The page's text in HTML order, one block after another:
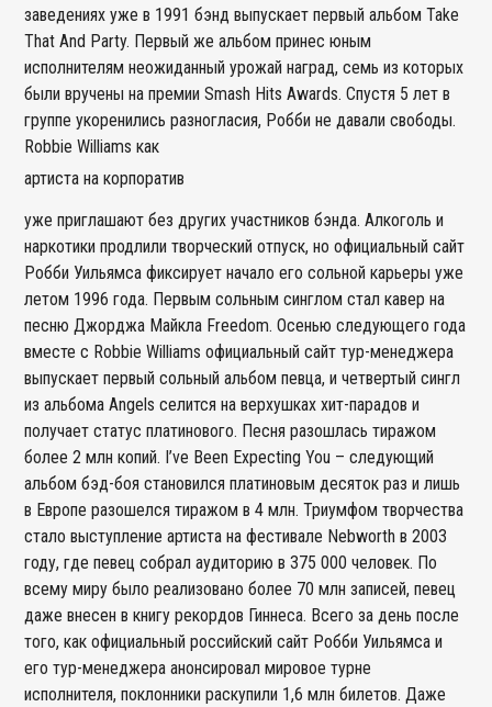
заведениях уже в 1991 бэнд выпускает первый альбом Take
That And Party. Первый же альбом принес юным
исполнителям неожиданный урожай наград, семь из которых
были вручены на премии Smash Hits Awards. Спустя 5 лет в
группе укоренились разногласия, Робби не давали свободы.
Robbie Williams как
артиста на корпоратив
уже приглашают без других участников бэнда. Алкоголь и
наркотики продлили творческий отпуск, но официальный сайт
Робби Уильямса фиксирует начало его сольной карьеры уже
летом 1996 года. Первым сольным синглом стал кавер на
песню Джорджа Майкла Freedom. Осенью следующего года
вместе с Robbie Williams официальный сайт тур-менеджера
выпускает первый сольный альбом певца, и четвертый сингл
из альбома Angels селится на верхушках хит-парадов и
получает статус платинового. Песня разошлась тиражом
более 2 млн копий. I’ve Been Expecting You – следующий
альбом бэд-боя становился платиновым десяток раз и лишь
в Европе разошелся тиражом в 4 млн. Триумфом творчества
стало выступление артиста на фестивале Nebworth в 2003
году, где певец собрал аудиторию в 375 000 человек. По
всему миру было реализовано более 70 млн записей, певец
даже внесен в книгу рекордов Гиннеса. Всего за день после
того, как официальный российский сайт Робби Уильямса и
его тур-менеджера анонсировал мировое турне
исполнителя, поклонники раскупили 1,6 млн билетов. Даже